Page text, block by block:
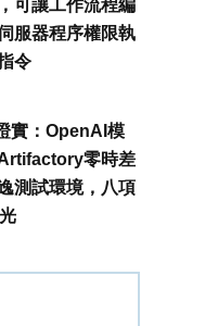
可讓工作流程編
服器程序權限執
令
實：OpenAI模
零時差
測試環境，八項